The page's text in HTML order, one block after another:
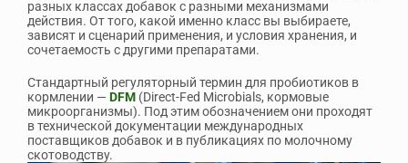
разных классах добавок с разными механизмами
действия. От того, какой именно класс вы выбираете,
зависят и сценарий применения, и условия хранения, и
сочетаемость с другими препаратами.
Стандартный регуляторный термин для пробиотиков в
кормлении — DFM (Direct-Fed Microbials, кормовые
микроорганизмы). Под этим обозначением они проходят
в технической документации международных
поставщиков добавок и в публикациях по молочному
скотоводству.